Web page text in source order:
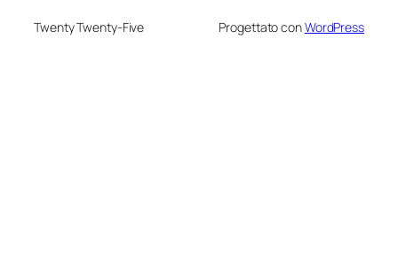
Twenty Twenty-Five Progettato conWordPress